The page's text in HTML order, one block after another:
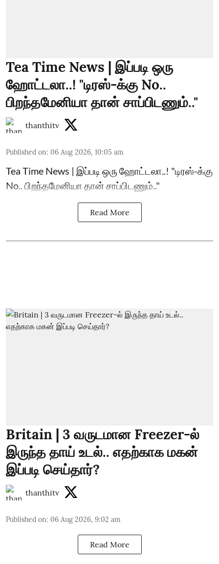
Tea Time News | இப்படி ஒரு
ஹோட்டலா..! "டிரஸ்-க்கு No..
பிறந்தமேனியா தான் சாப்பிடணும்.."
thanthitv
Published on: 06 Aug 2026, 10:05 am
Tea Time News | இப்படி ஒரு ஹோட்டலா..! "டிரஸ்-க்கு
No.. பிறந்தமேனியா தான் சாப்பிடணும்.."
Read More
Britain | 3 வருடமான Freezer-ல்
இருந்த தாய் உடல்.. எதற்காக மகன்
இப்படி செய்தார்?
thanthitv
Published on: 06 Aug 2026, 9:02 am
Read More